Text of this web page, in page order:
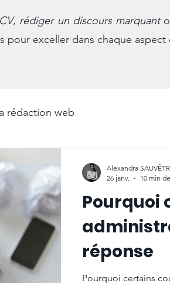
, rédiger un discours marquant
exceller dans chaque aspect
rédaction web
commerciale
française Évènements
de vie et biographies
Pourquoi
réponse
Pourquoi certains
Alexandra
26 janv.
10 min